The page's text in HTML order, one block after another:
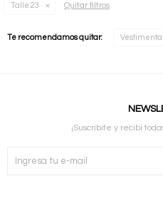
Talle 23 Quitar filtros
Te recomendamos quitar: Vestimenta
¡Suscribite y recibí